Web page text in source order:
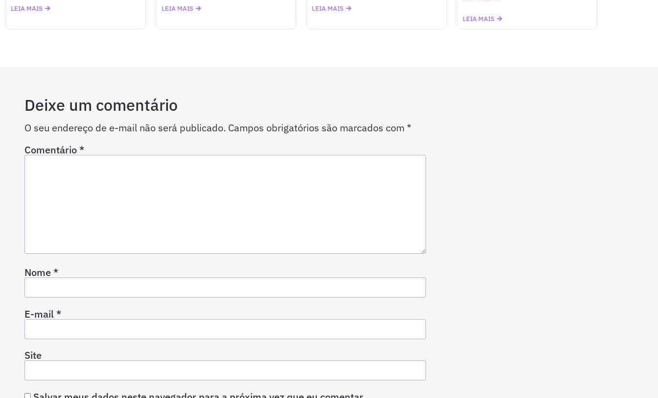
LEIA MAIS LEIA MAIS LEIA MAIS
LEIA MAIS
Deixe um comentário
O seu endereço de e-mail não será publicado. Campos obrigatórios são marcados com *
Comentário*
Nome*
E-mail*
Site